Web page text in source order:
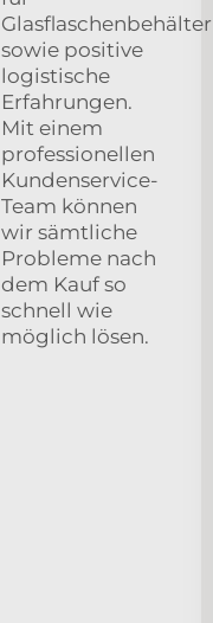
Glasflaschenbehälter
sowie positive
logistische
Erfahrungen.
Mit einem
professionellen
Kundenservice-
Team können
wir sämtliche
Probleme nach
dem Kauf so
schnell wie
möglich lösen.